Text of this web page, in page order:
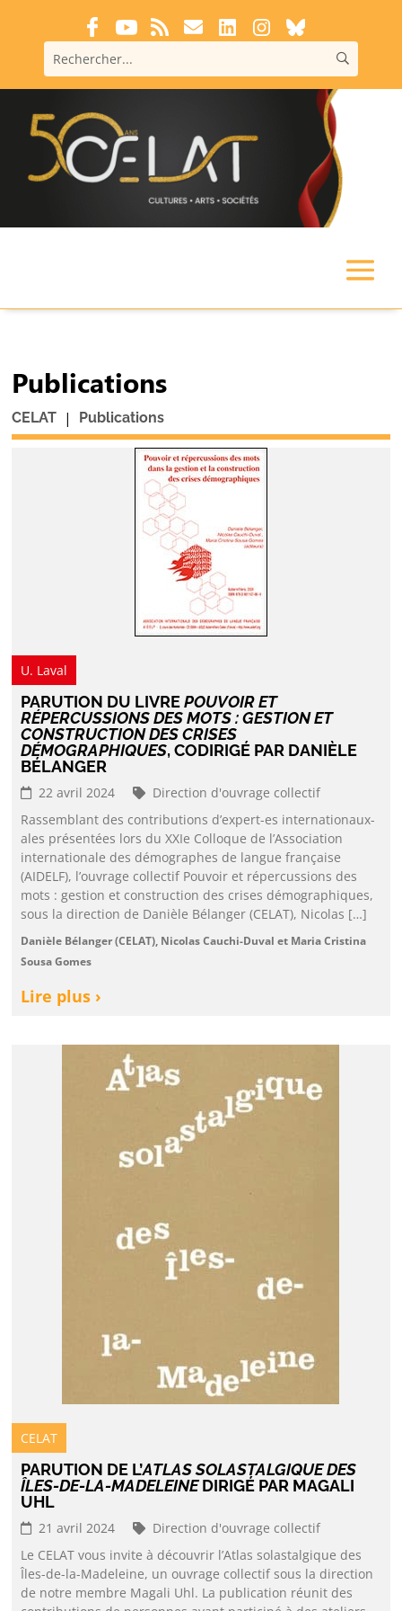
Publications
CELAT | Publications
U. Laval
PARUTION DU LIVREPOUVOIR ET
RÉPERCUSSIONS DES MOTS : GESTION ET
CONSTRUCTION DES CRISES
DÉMOGRAPHIQUES, CODIRIGÉ PAR DANIÈLE
BÉLANGER
22 avril 2024
Direction d'ouvrage collectif
Rassemblant des contributions d’expert-es internationaux-
ales présentées lors du XXIe Colloque de l’Association
internationale des démographes de langue française
(AIDELF), l’ouvrage collectif Pouvoir et répercussions des
mots : gestion et construction des crises démographiques,
sous la direction de Danièle Bélanger (CELAT), Nicolas […]
Danièle Bélanger (CELAT), Nicolas Cauchi-Duval et Maria Cristina
Sousa Gomes
Lire plus ›
CELAT
PARUTION DE L’ATLAS SOLASTALGIQUE DES
ÎLES-DE-LA-MADELEINEDIRIGÉ PAR MAGALI
UHL
21 avril 2024
Direction d'ouvrage collectif
Le CELAT vous invite à découvrir l’Atlas solastalgique des
Îles-de-la-Madeleine, un ouvrage collectif sous la direction
de notre membre Magali Uhl. La publication réunit des